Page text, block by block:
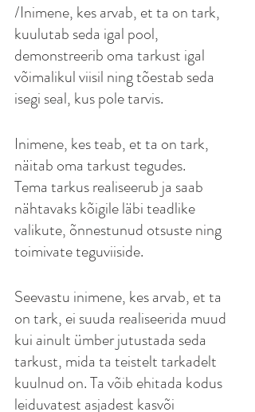
/Inimene, kes arvab, et ta on tark,
kuulutab seda igal pool,
demonstreerib oma tarkust igal
võimalikul viisil ning tõestab seda
isegi seal, kus pole tarvis.
Inimene, kes teab, et ta on tark,
näitab oma tarkust tegudes.
Tema tarkus realiseerub ja saab
nähtavaks kõigile läbi teadlike
valikute, õnnestunud otsuste ning
toimivate teguviiside.
Seevastu inimene, kes arvab, et ta
on tark, ei suuda realiseerida muud
kui ainult ümber jutustada seda
tarkust, mida ta teistelt tarkadelt
kuulnud on. Ta võib ehitada kodus
leiduvatest asjadest kasvõi